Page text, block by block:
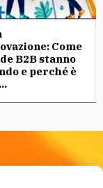
Come
B2B stanno
e perché è